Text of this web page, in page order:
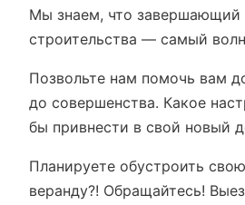
Мы знаем, что завершающий
строительства — самый
Позвольте нам помочь вам
до совершенства. Какое
бы привнести в свой новый
Планируете обустроить
веранду?! Обращайтесь!